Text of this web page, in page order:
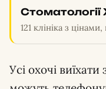
Стоматології
121 клініка з
Усі охочі